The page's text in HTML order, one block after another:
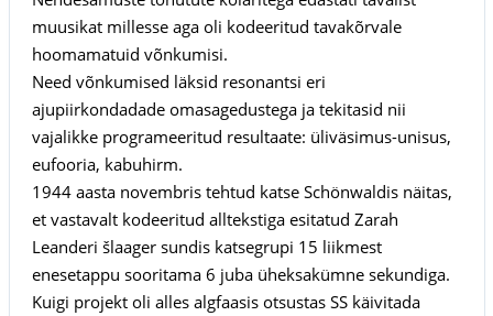
muusikat millesse aga oli kodeeritud tavakõrvale
hoomamatuid võnkumisi.
Need võnkumised läksid resonantsi eri
ajupiirkondadade omasagedustega ja tekitasid nii
vajalikke programeeritud resultaate: üliväsimus-unisus,
eufooria, kabuhirm.
1944 aasta novembris tehtud katse Schönwaldis näitas,
et vastavalt kodeeritud alltekstiga esitatud Zarah
Leanderi šlaager sundis katsegrupi 15 liikmest
enesetappu sooritama 6 juba üheksakümne sekundiga.
Kuigi projekt oli alles algfaasis otsustas SS käivitada